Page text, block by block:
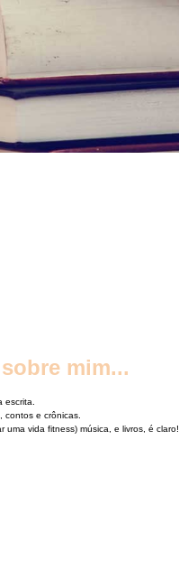
mim...
contos e crônicas.
vida fitness) música, e livros, é claro!